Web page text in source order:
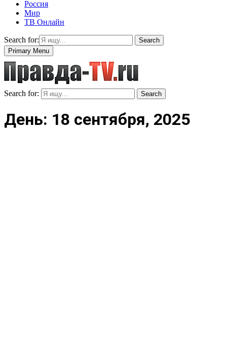
Россия
Мир
ТВ Онлайн
Search for:
Search
Primary Menu
Search for: Search
День: 18 сентября, 2025